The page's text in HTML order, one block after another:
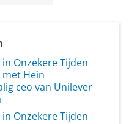
Onzekere Tijden
met Hein
ceo van Unilever
Onzekere Tijden